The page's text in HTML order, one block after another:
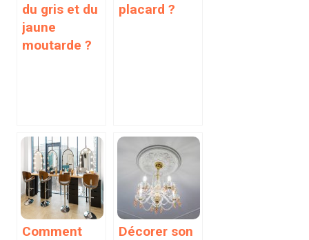
du gris et du
jaune
moutarde ?
placard ?
Comment
Décorer son